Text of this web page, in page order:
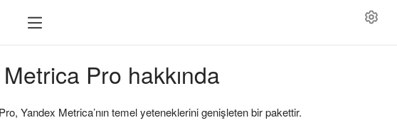
Pro hakkında
Yandex Metrica’nın temel yeteneklerini genişleten bir pakettir.